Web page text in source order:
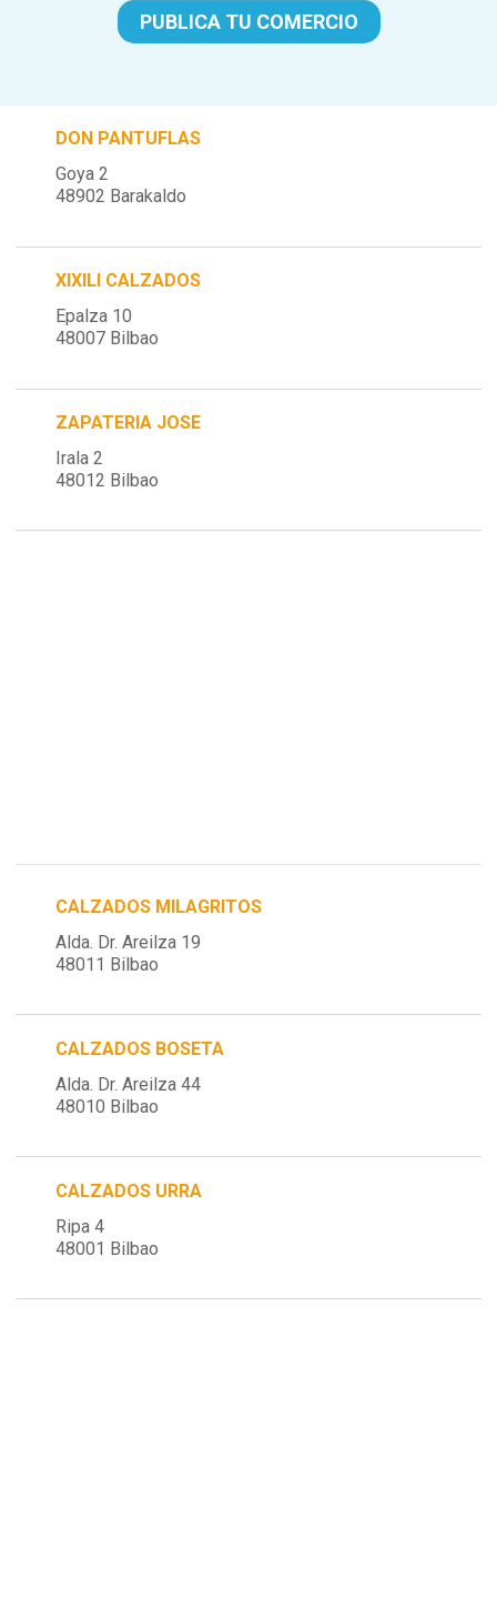
PUBLICA TU COMERCIO
DON PANTUFLAS
Goya 2
48902 Barakaldo
XIXILI CALZADOS
Epalza 10
48007 Bilbao
ZAPATERIA JOSE
Irala 2
48012 Bilbao
CALZADOS MILAGRITOS
Alda. Dr. Areilza 19
48011 Bilbao
CALZADOS BOSETA
Alda. Dr. Areilza 44
48010 Bilbao
CALZADOS URRA
Ripa 4
48001 Bilbao